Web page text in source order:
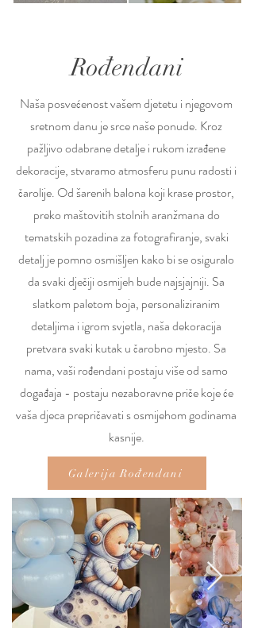
Rođendani
Naša posvećenost vašem djetetu i njegovom
sretnom danu je srce naše ponude. Kroz
pažljivo odabrane detalje i rukom izrađene
dekoracije, stvaramo atmosferu punu radosti i
čarolije. Od šarenih balona koji krase prostor,
preko maštovitih stolnih aranžmana do
tematskih pozadina za fotografiranje, svaki
detalj je pomno osmišljen kako bi se osiguralo
da svaki dječiji osmijeh bude najsjajniji. Sa
slatkom paletom boja, personaliziranim
detaljima i igrom svjetla, naša dekoracija
pretvara svaki kutak u čarobno mjesto. Sa
nama, vaši rođendani postaju više od samo
događaja - postaju nezaboravne priče koje će
vaša djeca prepričavati s osmijehom godinama
kasnije.
Galerija Rođendani